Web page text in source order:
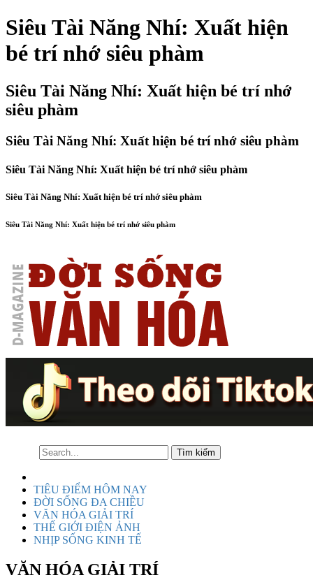
Siêu Tài Năng Nhí: Xuất hiện
bé trí nhớ siêu phàm
Siêu Tài Năng Nhí: Xuất hiện bé trí nhớ
siêu phàm
Siêu Tài Năng Nhí: Xuất hiện bé trí nhớ siêu phàm
Siêu Tài Năng Nhí: Xuất hiện bé trí nhớ siêu phàm
Siêu Tài Năng Nhí: Xuất hiện bé trí nhớ siêu phàm
Siêu Tài Năng Nhí: Xuất hiện bé trí nhớ siêu phàm
TIÊU ĐIỂM HÔM NAY
ĐỜI SỐNG ĐA CHIỀU
VĂN HÓA GIẢI TRÍ
THẾ GIỚI ĐIỆN ẢNH
NHỊP SỐNG KINH TẾ
VĂN HÓA GIẢI TRÍ